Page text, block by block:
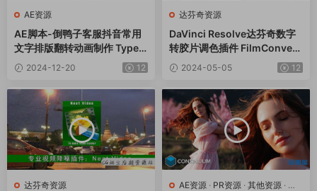
AE资源
AE脚本-倒鸭子客服抖音常用
文字排版翻转动画制作 TypeM
onkey v1.26+使用教程
2024-12-20 12
达芬奇资源
DaVinci Resolve达芬奇数字
转胶片调色插件 FilmConvert
Nitrate OFX v3.59 CE Win
2024-05-05 12
达芬奇资源 AE资源 · PR资源 · 其他资源 · 达